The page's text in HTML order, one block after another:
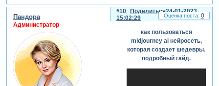
Поделиться
10
24-01-2023
15:02:29
Пандора
Администратор
как пользоваться
midjourney ai нейросеть,
которая создает шедевры.
подробный гайд.
0